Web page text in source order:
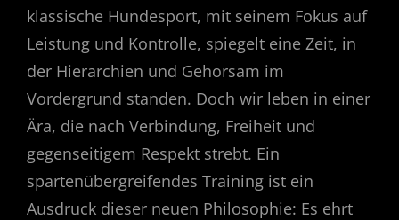
klassische Hundesport, mit seinem Fokus auf
Leistung und Kontrolle, spiegelt eine Zeit, in
der Hierarchien und Gehorsam im
Vordergrund standen. Doch wir leben in einer
Ära, die nach Verbindung, Freiheit und
gegenseitigem Respekt strebt. Ein
spartenübergreifendes Training ist ein
Ausdruck dieser neuen Philosophie: Es ehrt